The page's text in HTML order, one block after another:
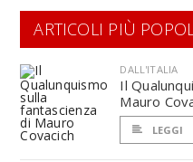
ARTICOLI PIÙ
DALL'ITALIA
Il
Mauro
LEGGI